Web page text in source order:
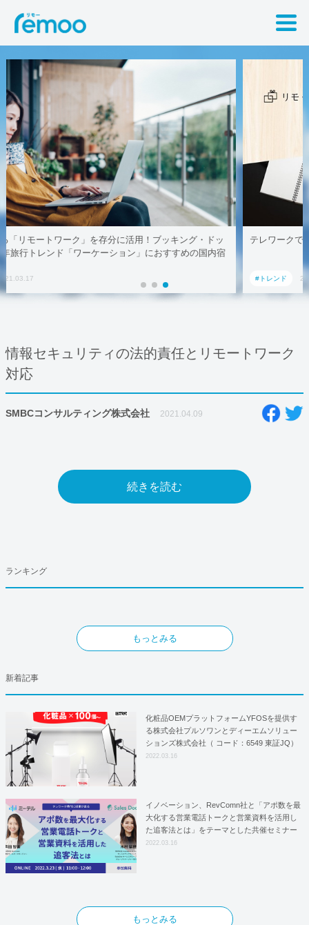
テレワークでも取引先に贈れる「リモート手土産」、AoyamaLab
情報セキュリティの法的責任とリモートワーク
対応
SMBCコンサルティング株式会社 2021.04.09
続きを読む
ランキング
もっとみる
新着記事
化粧品OEMプラットフォームYFOSを提供す
る株式会社プルソワンとディーエムソリュー
ションズ株式会社（ コード：6549 東証JQ）
はYFOSにおけるロジスティクスパートナー
2022.03.16
イノベーション、RevComn社と「アポ数を最
大化する営業電話トークと営業資料を活用し
た追客法とは」をテーマとした共催セミナー
を開催！
2022.03.16
もっとみる